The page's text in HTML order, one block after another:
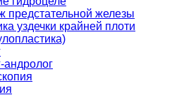
предстательной железы
уздечки крайней плоти
андролог